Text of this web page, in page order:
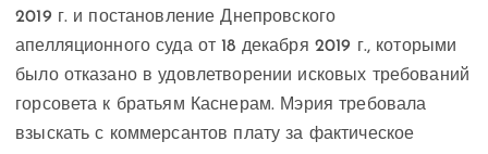
2019 г. и постановление Днепровского
апелляционного суда от 18 декабря 2019 г., которыми
было отказано в удовлетворении исковых требований
горсовета к братьям Каснерам. Мэрия требовала
взыскать с коммерсантов плату за фактическое